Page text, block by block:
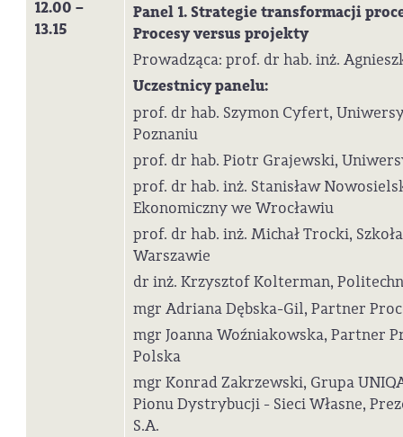
12.00 –
13.15
Panel 1. Strategie transformacji
Procesy versus projekty
Prowadząca: prof. dr hab. inż.
Uczestnicy panelu:
prof. dr hab. Szymon Cyfert,
Poznaniu
prof. dr hab. Piotr Grajewski,
prof. dr hab. inż. Stanisław
Ekonomiczny we Wrocławiu
prof. dr hab. inż. Michał Trocki,
Warszawie
dr inż. Krzysztof Kolterman,
mgr Adriana Dębska-Gil, Partner
mgr Joanna Woźniakowska, Partner
Polska
mgr Konrad Zakrzewski, Grupa
Pionu Dystrybucji - Sieci Własne,
S.A.